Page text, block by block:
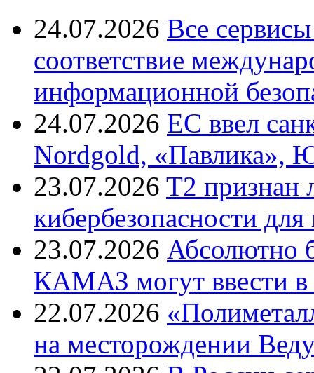
24.07.2026 Все
соответствие
информационной
24.07.2026 ЕС ввел
Nordgold, «Павлика»,
23.07.2026 T2 признан
кибербезопасности
23.07.2026 Абсолютно
КАМАЗ могут ввести в
22.07.2026
на месторождении